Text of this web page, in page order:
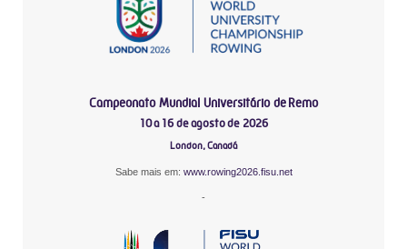
Campeonato Mundial Universitário de Remo
10 a 16 de agosto de 2026
London, Canadá
Sabe mais em: www.rowing2026.fisu.net
-